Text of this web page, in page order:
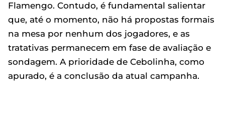
Flamengo. Contudo, é fundamental salientar
que, até o momento, não há propostas formais
na mesa por nenhum dos jogadores, e as
tratativas permanecem em fase de avaliação e
sondagem. A prioridade de Cebolinha, como
apurado, é a conclusão da atual campanha.